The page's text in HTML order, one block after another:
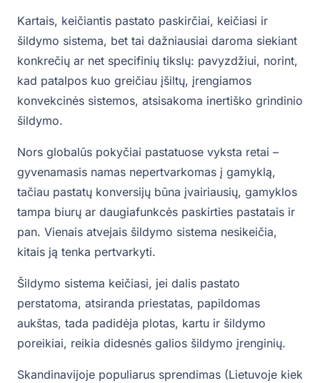
Kartais, keičiantis pastato paskirčiai, keičiasi ir
šildymo sistema, bet tai dažniausiai daroma siekiant
konkrečių ar net specifinių tikslų: pavyzdžiui, norint,
kad patalpos kuo greičiau įšiltų, įrengiamos
konvekcinės sistemos, atsisakoma inertiško grindinio
šildymo.
Nors globalūs pokyčiai pastatuose vyksta retai –
gyvenamasis namas nepertvarkomas į gamyklą,
tačiau pastatų konversijų būna įvairiausių, gamyklos
tampa biurų ar daugiafunkcės paskirties pastatais ir
pan. Vienais atvejais šildymo sistema nesikeičia,
kitais ją tenka pertvarkyti.
Šildymo sistema keičiasi, jei dalis pastato
perstatoma, atsiranda priestatas, papildomas
aukštas, tada padidėja plotas, kartu ir šildymo
poreikiai, reikia didesnės galios šildymo įrenginių.
Skandinavijoje populiarus sprendimas (Lietuvoje kiek